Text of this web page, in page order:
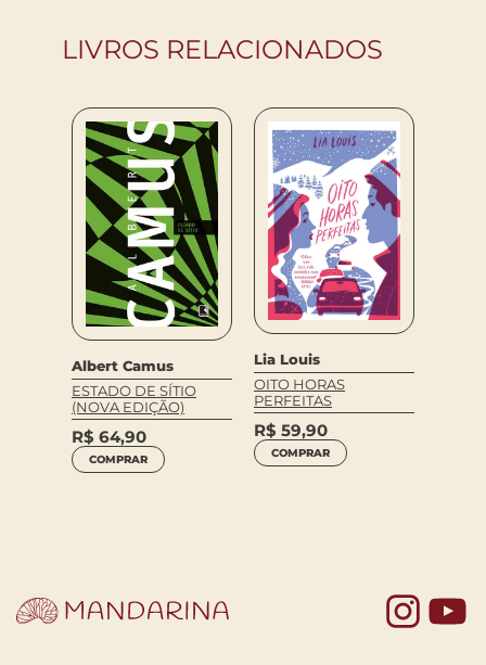
LIVROS RELACIONADOS
Albert Camus
ESTADO DE SÍTIO
(NOVA EDIÇÃO)
R$ 64,90
COMPRAR
Lia Louis
OITO HORAS
PERFEITAS
R$ 59,90
COMPRAR